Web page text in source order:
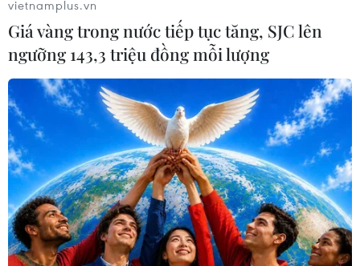
Thủ tướng Anh xin lỗi người dân vì vụ
cháy chung cư kinh hoàng
22/06/2017 00:42
Thủ tướng May thừa nhận các phản ứng đã không
đúng mức "như lẽ ra phải thế" và đây là một thất bại
của nhà nước, chính quyền địa phương khi không giúp
vietnamplus.vn
Giá vàng trong nước tiếp tục tăng, SJC lên
ngưỡng 143,3 triệu đồng mỗi lượng